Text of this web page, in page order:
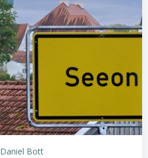
Daniel Bott